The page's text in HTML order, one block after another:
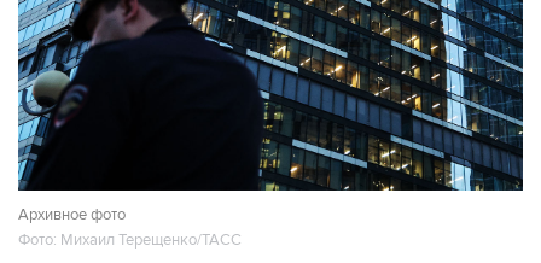
Архивное фото
Фото: Михаил Терещенко/ТАСС